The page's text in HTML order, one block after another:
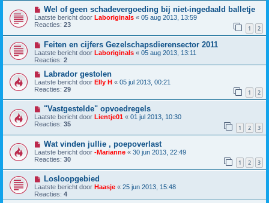
Wel of geen schadevergoeding bij niet-ingedaald balletje
Laatste bericht door Laboriginals « 05 aug 2013, 13:59
Reacties: 23 1 2
Feiten en cijfers Gezelschapsdierensector 2011
Laatste bericht door Laboriginals « 05 aug 2013, 13:11
Reacties: 2
Labrador gestolen
Laatste bericht door Elly H « 05 jul 2013, 00:21
Reacties: 29 1 2
"Vastgestelde" opvoedregels
Laatste bericht door Lientje01 « 01 jul 2013, 10:30
Reacties: 35 1 2 3
Wat vinden jullie , poepoverlast
Laatste bericht door -Marianne « 30 jun 2013, 22:49
Reacties: 30 1 2 3
Losloopgebied
Laatste bericht door Haasje « 25 jun 2013, 15:48
Reacties: 4